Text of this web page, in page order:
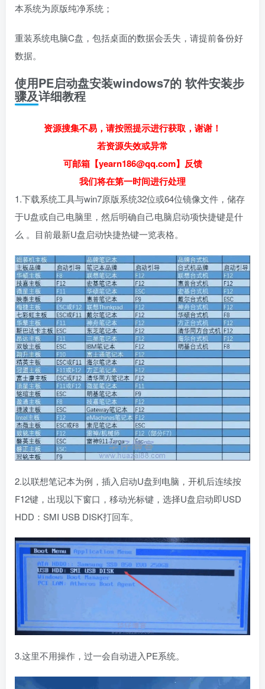
本系统为原版纯净系统；
重装系统电脑C盘，包括桌面的数据会丢失，请提前备份好
数据。
使用PE启动盘安装windows7的 软件安装步
骤及详细教程
资源搜集不易，请按照提示进行获取，谢谢！
若资源失效或异常
可邮箱【yearn186@qq.com】反馈
我们将在第一时间进行处理
1.下载系统工具与win7原版系统32位或64位镜像文件，储存
于U盘或自己电脑里，然后明确自己电脑启动项快捷键是什
么 。目前最新U盘启动快捷热键一览表格。
2.以联想笔记本为例，插入启动U盘到电脑，开机后连续按
F12键，出现以下窗口，移动光标键，选择U盘启动即USD
HDD：SMI USB DISK打回车。
3.这里不用操作，过一会自动进入PE系统。